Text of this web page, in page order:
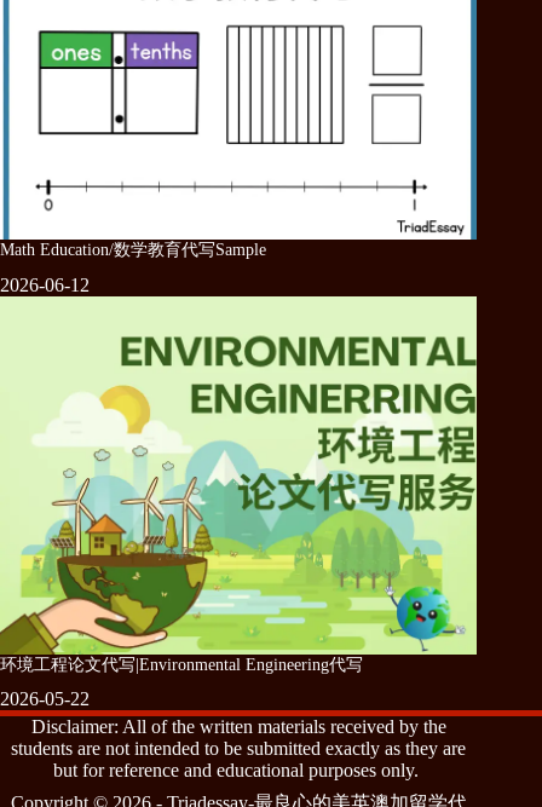
Math Education/数学教育代写Sample
2026-06-12
环境工程论文代写|Environmental Engineering代写
2026-05-22
Disclaimer: All of the written materials received by the
students are not intended to be submitted exactly as they are
but for reference and educational purposes only.